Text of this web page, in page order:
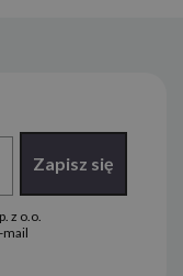
Zapisz się
z o.o.
mail